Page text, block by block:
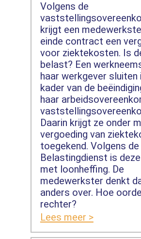
Volgens de
krijgt een
einde contract een
voor ziektekosten. Is
belast? Een
haar werkgever sluiten
kader van de
haar
Daarin krijgt ze onder
vergoeding van
toegekend. Volgens de
Belastingdienst is
met loonheffing. De
medewerkster denkt
anders over. Hoe
rechter?
Lees meer >